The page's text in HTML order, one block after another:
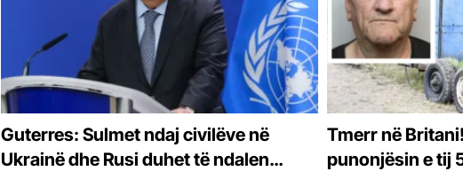
Guterres: Sulmet ndaj civilëve në
Ukrainë dhe Rusi duhet të ndalen
Tmerr në
punonjësin e tij